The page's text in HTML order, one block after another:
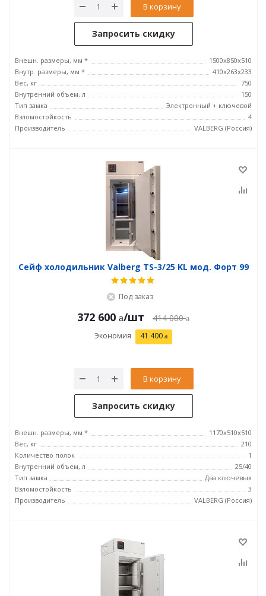
В корзину
Запросить скидку
Внешн. размеры, мм *
1500x850x510
Внутр. размеры, мм *
410x263x233
Вес, кг
750
Внутренний объем, л
150
Тип замка
Электронный + ключевой
Взломостойкость
4
Производитель
VALBERG (Россия)
Сейф холодильник Valberg TS-3/25 KL мод. Форт 99
Под заказ
372 600 /шт 414 000
Экономия 41 400
В корзину
Запросить скидку
Внешн. размеры, мм *
1170x510x510
Вес, кг
210
Количество полок
1
Внутренний объем, л
25/40
Тип замка
Два ключевых
Взломостойкость
3
Производитель
VALBERG (Россия)